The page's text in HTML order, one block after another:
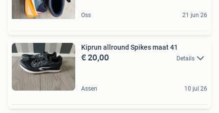
Oss 21 jun 26
Kiprun allround Spikes maat 41
€ 20,00 Details
Assen 10 jul 26